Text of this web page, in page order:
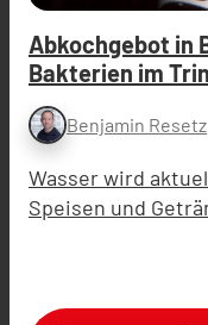
Abkochgebot in
Bakterien im
Benjamin Resetz
Wasser wird
Speisen und